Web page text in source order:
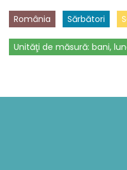
România Sărbători
Unităţi de măsură: bani,